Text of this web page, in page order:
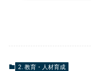
2. 教育・人材育成